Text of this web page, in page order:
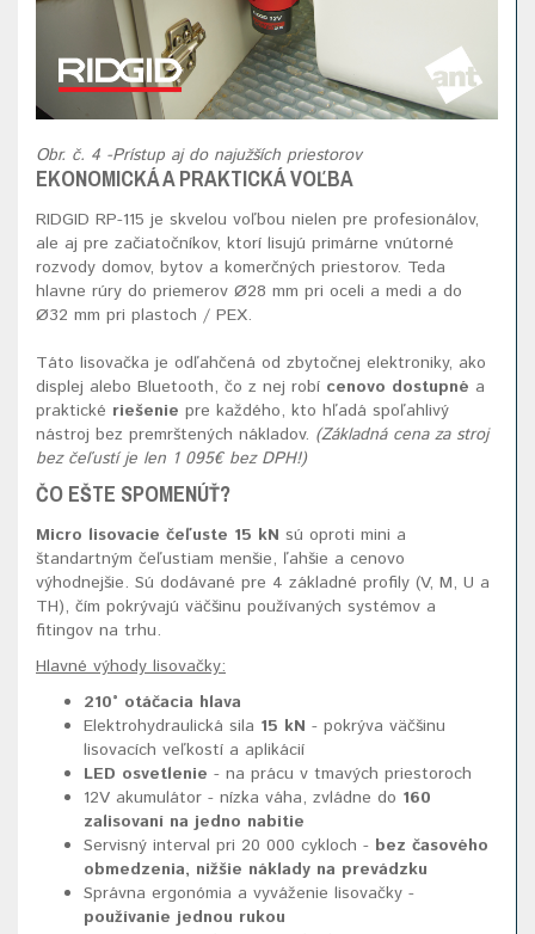
Obr. č. 4 -Prístup aj do najužších priestorov
EKONOMICKÁ A PRAKTICKÁ VOĽBA
RIDGID RP-115 je skvelou voľbou nielen pre profesionálov,
ale aj pre začiatočníkov, ktorí lisujú primárne vnútorné
rozvody domov, bytov a komerčných priestorov. Teda
hlavne rúry do priemerov Ø28 mm pri oceli a medi a do
Ø32 mm pri plastoch / PEX.
Táto lisovačka je odľahčená od zbytočnej elektroniky, ako
displej alebo Bluetooth, čo z nej robí cenovo dostupné a
praktické riešenie pre každého, kto hľadá spoľahlivý
nástroj bez premrštených nákladov. (Základná cena za stroj
bez čeľustí je len 1 095€ bez DPH!)
ČO EŠTE SPOMENÚŤ?
Micro lisovacie čeľuste 15 kN sú oproti mini a
štandartným čeľustiam menšie, ľahšie a cenovo
výhodnejšie. Sú dodávané pre 4 základné profily (V, M, U a
TH), čím pokrývajú väčšinu používaných systémov a
fitingov na trhu.
Hlavné výhody lisovačky:
210° otáčacia hlava
Elektrohydraulická sila 15 kN - pokrýva väčšinu
lisovacích veľkostí a aplikácií
LED osvetlenie - na prácu v tmavých priestoroch
12V akumulátor - nízka váha, zvládne do 160
zalisovaní na jedno nabitie
Servisný interval pri 20 000 cykloch - bez časového
obmedzenia, nižšie náklady na prevádzku
Správna ergonómia a vyváženie lisovačky -
používanie jednou rukou